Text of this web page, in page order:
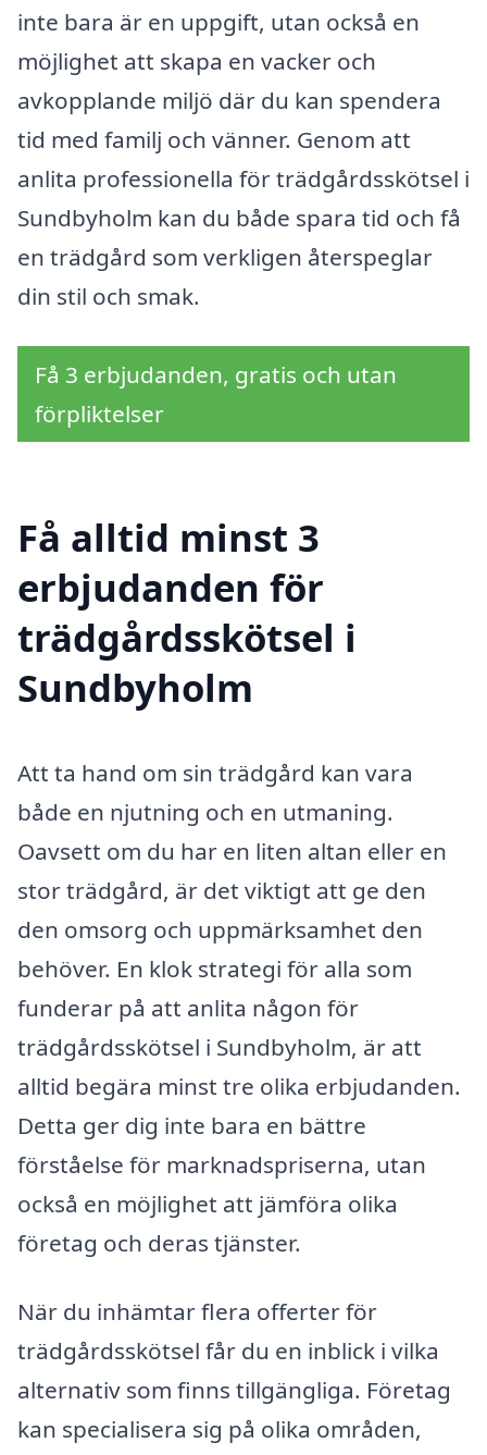
inte bara är en uppgift, utan också en
möjlighet att skapa en vacker och
avkopplande miljö där du kan spendera
tid med familj och vänner. Genom att
anlita professionella för trädgårdsskötsel i
Sundbyholm kan du både spara tid och få
en trädgård som verkligen återspeglar
din stil och smak.
Få 3 erbjudanden, gratis och utan
förpliktelser
Få alltid minst 3
erbjudanden för
trädgårdsskötsel i
Sundbyholm
Att ta hand om sin trädgård kan vara
både en njutning och en utmaning.
Oavsett om du har en liten altan eller en
stor trädgård, är det viktigt att ge den
den omsorg och uppmärksamhet den
behöver. En klok strategi för alla som
funderar på att anlita någon för
trädgårdsskötsel i Sundbyholm, är att
alltid begära minst tre olika erbjudanden.
Detta ger dig inte bara en bättre
förståelse för marknadspriserna, utan
också en möjlighet att jämföra olika
företag och deras tjänster.
När du inhämtar flera offerter för
trädgårdsskötsel får du en inblick i vilka
alternativ som finns tillgängliga. Företag
kan specialisera sig på olika områden,